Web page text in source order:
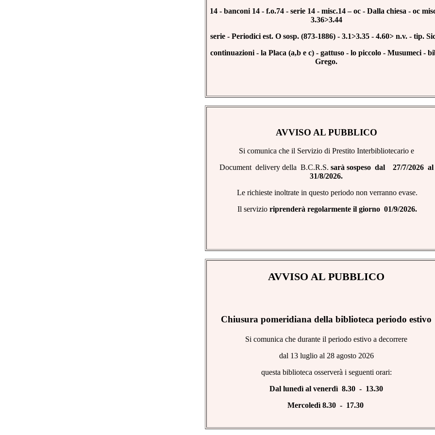
14 - banconi 14 - f.o.74 - serie 14 - misc.14 – oc - Dalla chiesa - oc
3.36>3.44
serie - Periodici est. O sosp. (873-1886) - 3.1>3.35 - 4.60> n.v. - tip.
continuazioni - la Placa (a,b e c) - gattuso - lo piccolo - Musumeci -
Grego.
AVVISO AL PUBBLICO
Si comunica che il Servizio di Prestito Interbibliotecario e
Document delivery della B.C.R.S. sarà sospeso dal 27/7/2026 al
31/8/2026.
Le richieste inoltrate in questo periodo non verranno evase.
Il servizio riprenderà regolarmente il giorno 01/9/2026.
AVVISO AL PUBBLICO
Chiusura pomeridiana della biblioteca periodo estivo
Si comunica che durante il periodo estivo a decorrere
dal 13 luglio al 28 agosto 2026
questa biblioteca osserverà i seguenti orari:
Dal lunedì al venerdì 8.30 - 13.30
Mercoledì 8.30 - 17.30